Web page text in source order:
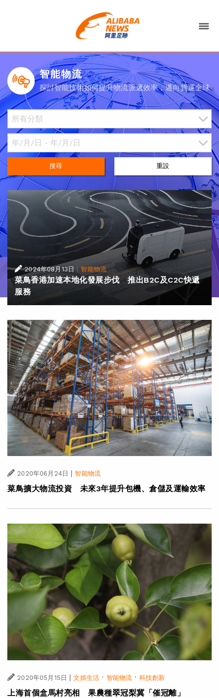
智能物流
探討智能技術如何提升物流派遞效率，邁向貨運全球
搜尋 重設
2024年08月13日 |智能物流
菜鳥香港加速本地化發展步伐 推出B2C及C2C快遞
服務
2020年06月24日 智能物流
菜鳥擴大物流投資 未來3年提升包機、倉儲及運輸效率
2020年05月15日 | 文娛生活 · 智能物流 · 科技創新
上海首個盒馬村亮相 果農種翠冠梨冀「催冠離」